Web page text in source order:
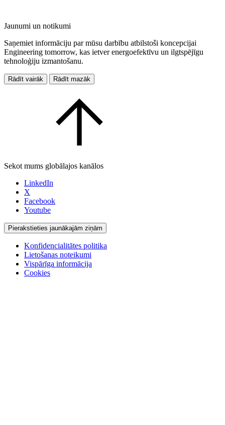
Jaunumi un notikumi
Saņemiet informāciju par mūsu darbību atbilstoši koncepcijai
Engineering tomorrow, kas ietver energoefektīvu un ilgtspējīgu
tehnoloģiju izmantošanu.
Rādīt vairāk Rādīt mazāk
Sekot mums globālajos kanālos
LinkedIn
X
Facebook
Youtube
Pierakstieties jaunākajām ziņām
Konfidencialitātes politika
Lietošanas noteikumi
Vispārīga informācija
Cookies